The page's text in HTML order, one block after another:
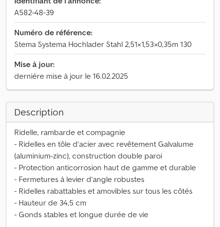
A582-48-39
Numéro de référence:
Stema Systema Hochlader Stahl 2,51×1,53×0,35m 130
Mise à jour:
dernière mise à jour le 16.02.2025
Description
Ridelle, rambarde et compagnie
- Ridelles en tôle d’acier avec revêtement Galvalume
(aluminium-zinc), construction double paroi
- Protection anticorrosion haut de gamme et durable
- Fermetures à levier d’angle robustes
- Ridelles rabattables et amovibles sur tous les côtés
- Hauteur de 34,5 cm
- Gonds stables et longue durée de vie